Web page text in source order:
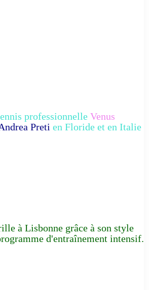
professionnelle Venus
Preti en Floride et en Italie
à Lisbonne grâce à son style
d'entraînement intensif.